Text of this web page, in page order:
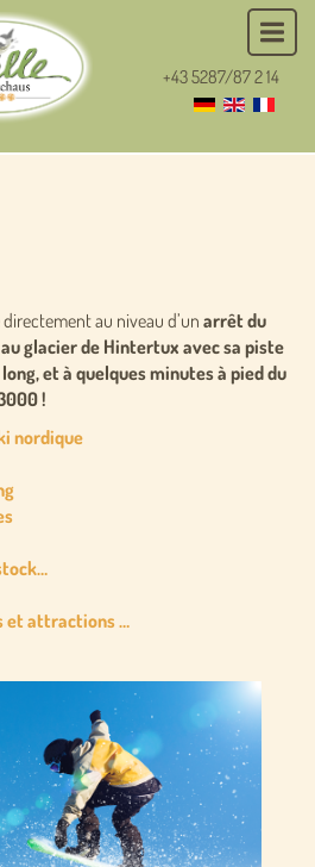
+43 5287/87 2 14
au niveau d’unarrêt du
glacier de Hintertux avec sa piste
et à quelques minutes à pied du
!
nordique
et attractions …